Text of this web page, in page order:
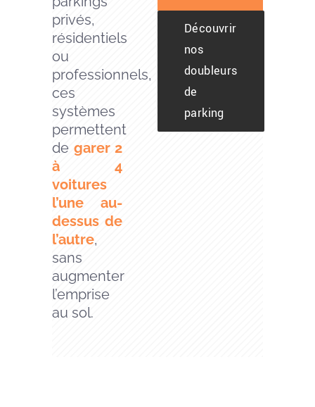
privés,
résidentiels
ou
professionnels,
ces
systèmes
permettent
de garer 2
à 4
voitures
l’une au-
dessus de
l’autre,
sans
augmenter
l’emprise
au sol.
Découvrir
nos
doubleurs
de
parking